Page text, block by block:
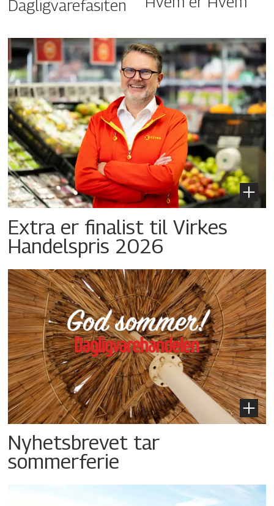
Dagligvarefasiten
Extra er finalist til Virkes
Handelspris 2026
Nyhetsbrevet tar
sommerferie